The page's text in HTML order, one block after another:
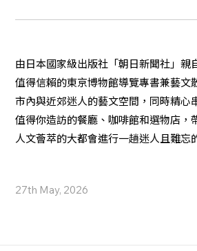
由日本國家級出版社「朝日新聞社」親
值得信賴的東京博物館導覽專書兼藝文
市內與近郊迷人的藝文空間，同時精心
值得你造訪的餐廳、咖啡館和選物店，
人文薈萃的大都會進行一趟迷人且難忘
27th May, 2026